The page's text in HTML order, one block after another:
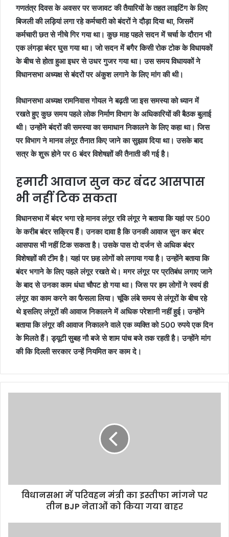
गणतंत्र दिवस के अवसर पर सजावट की तैयारियों के तहत लाइटिंग के लिए
बिजली की लड़ियां लगा रहे कर्मचारी को बंदरों ने दौड़ा दिया था, जिसमें
कर्मचारी छत से नीचे गिर गया था। कुछ माह पहले सदन में चर्चा के दौरान भी
एक लंगड़ा बंदर घुस गया था। जो सदन में बगैर किसी रोक टोक के विधायकों
के बीच से होता हुआ इधर से उधर गुजर गया था। उस समय विधायकों ने
विधानसभा अध्यक्ष से बंदरों पर अंकुश लगाने के लिए मांग की थी।
विधानसभा अध्यक्ष रामनिवास गोयल ने बढ़ती जा इस समस्या को ध्यान में
रखते हुए कुछ समय पहले लोक निर्माण विभाग के अधिकारियों की बैठक बुलाई
थी। उन्होंने बंदरों की समस्या का समाधान निकालने के लिए कहा था। जिस
पर विभाग ने मानव लंगूर तैनात किए जाने का सुझाव दिया था। उसके बाद
सत्र के शुरू होने पर 6 बंदर विशेषज्ञों की तैनाती की गई है।
हमारी आवाज सुन कर बंदर आसपास
भी नहीं टिक सकता
विधानसभा में बंदर भगा रहे मानव लंगूर रवि लंगूर ने बताया कि यहां पर 500
के करीब बंदर सक्रिय हैं। उनका दावा है कि उनकी आवाज सुन कर बंदर
आसपास भी नहीं टिक सकता है। उसके पास दो दर्जन से अधिक बंदर
विशेषज्ञों की टीम है। यहां पर छह लोगों को लगाया गया है। उन्होंने बताया कि
बंदर भगाने के लिए पहले लंगूर रखते थे। मगर लंगूर पर प्रतिबंध लगाए जाने
के बाद से उनका काम धंधा चौपट हो गया था। जिस पर हम लोगों ने स्वयं ही
लंगूर का काम करने का फैसला लिया। चूंकि लंबे समय से लंगूरों के बीच रहे
थे इसलिए लंगूरों की आवाज निकालने में अधिक परेशानी नहीं हुई। उन्होंने
बताया कि लंगूर की आवाज निकालने वाले एक व्यक्ति को 500 रुपये एक दिन
के मिलते हैं। ड्यूटी सुबह नौ बजे से शाम पांच बजे तक रहती है। उन्होंने मांग
की कि दिल्ली सरकार उन्हें नियमित कर काम दे।
विधानसभा में परिवहन मंत्री का इस्तीफा मांगने पर
तीन BJP नेताओं को किया गया बाहर